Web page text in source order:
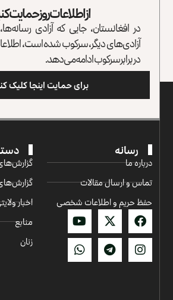
از اطلاعات روز حمایت
در افغانستان، جایی که آزادی
آزادی‌های دیگر، سرکوب شده است،
در برابر سرکوب ادامه می‌دهد.
برای حمایت اینجا کلیک
رسانه
درباره ما
تماس و ارسال مقالات
حفظ حریم و اطلاعات شخصی
اخبار
منابع
زنان